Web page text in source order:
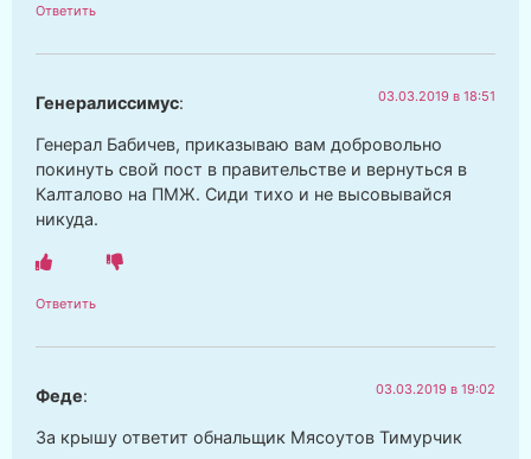
Ответить
Генералиссимус: 03.03.2019 в 18:51
Генерал Бабичев, приказываю вам добровольно
покинуть свой пост в правительстве и вернуться в
Калталово на ПМЖ. Сиди тихо и не высовывайся
никуда.
Ответить
Феде: 03.03.2019 в 19:02
За крышу ответит обнальщик Мясоутов Тимурчик